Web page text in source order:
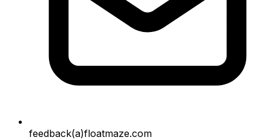
feedback(a)floatmaze.com